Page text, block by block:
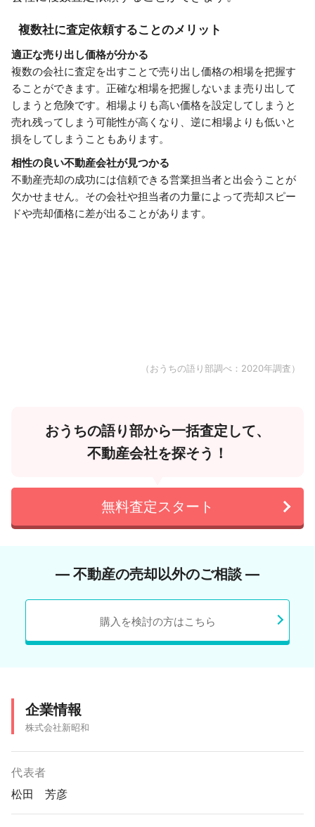
複数社に査定依頼することのメリット
適正な売り出し価格が分かる
複数の会社に査定を出すことで売り出し価格の相場を把握す
ることができます。正確な相場を把握しないまま売り出して
しまうと危険です。相場よりも高い価格を設定してしまうと
売れ残ってしまう可能性が高くなり、逆に相場よりも低いと
損をしてしまうこともあります。
相性の良い不動産会社が見つかる
不動産売却の成功には信頼できる営業担当者と出会うことが
欠かせません。その会社や担当者の力量によって売却スピー
ドや売却価格に差が出ることがあります。
（おうちの語り部調べ：2020年調査）
おうちの語り部から一括査定して、
不動産会社を探そう！
無料査定スタート
― 不動産の売却以外のご相談 ―
購入を検討の方はこちら
企業情報
株式会社新昭和
代表者
松田 芳彦